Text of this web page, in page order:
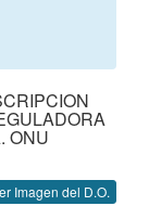
ONU
Imagen del D.O.